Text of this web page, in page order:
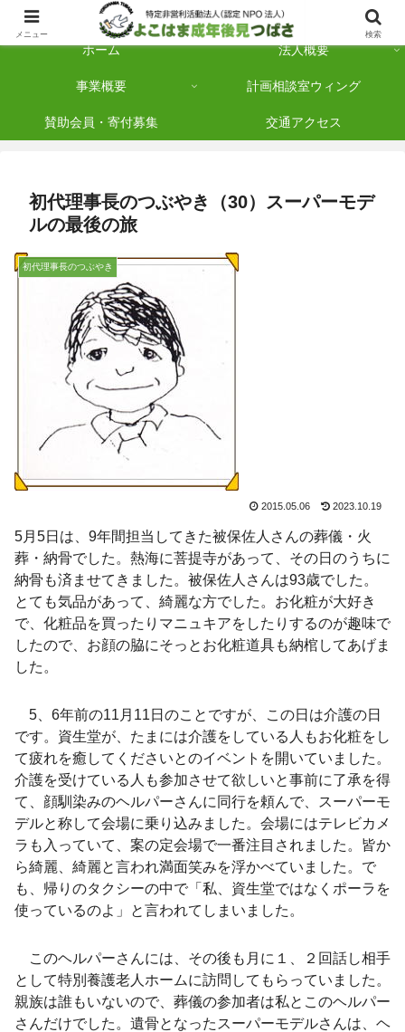
横浜市保土ケ谷区を拠点に「法人後見」を多数手がけている認定NPO法人です
ホーム 法人概要
事業概要 計画相談室ウィング
賛助会員・寄付募集 交通アクセス
初代理事長のつぶやき（30）スーパーモデ
ルの最後の旅
初代理事長のつぶやき
2015.05.06 2023.10.19
5月5日は、9年間担当してきた被保佐人さんの葬儀・火
葬・納骨でした。熱海に菩提寺があって、その日のうちに
納骨も済ませてきました。被保佐人さんは93歳でした。
とても気品があって、綺麗な方でした。お化粧が大好き
で、化粧品を買ったりマニュキアをしたりするのが趣味で
したので、お顔の脇にそっとお化粧道具も納棺してあげま
した。
5、6年前の11月11日のことですが、この日は介護の日
です。資生堂が、たまには介護をしている人もお化粧をし
て疲れを癒してくださいとのイベントを開いていました。
介護を受けている人も参加させて欲しいと事前に了承を得
て、顔馴染みのヘルパーさんに同行を頼んで、スーパーモ
デルと称して会場に乗り込みました。会場にはテレビカメ
ラも入っていて、案の定会場で一番注目されました。皆か
ら綺麗、綺麗と言われ満面笑みを浮かべていました。で
も、帰りのタクシーの中で「私、資生堂ではなくポーラを
使っているのよ」と言われてしまいました。
このヘルパーさんには、その後も月に１、２回話し相手
として特別養護老人ホームに訪問してもらっていました。
親族は誰もいないので、葬儀の参加者は私とこのヘルパー
さんだけでした。遺骨となったスーパーモデルさんは、ヘ
メニュー 検索